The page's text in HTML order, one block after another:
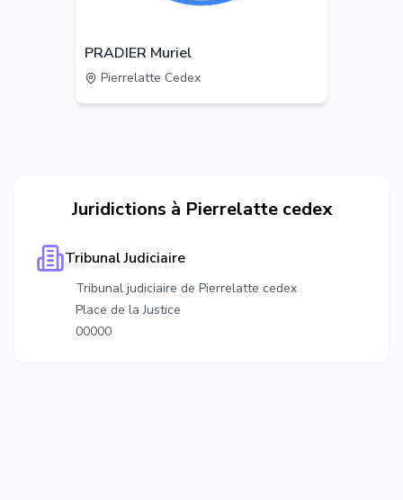
PRADIER Muriel
Pierrelatte Cedex
Juridictions à Pierrelatte cedex
Tribunal Judiciaire
Tribunal judiciaire de Pierrelatte cedex
Place de la Justice
00000